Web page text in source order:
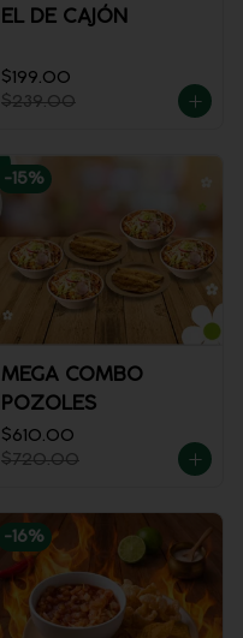
EL DE CAJÓN
$199.00
$239.00
-15%
MEGA COMBO
POZOLES
$610.00
$720.00
-16%